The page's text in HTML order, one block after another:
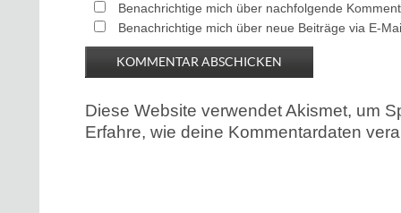
Benachrichtige mich über nachfolgende
Benachrichtige mich über neue Beiträge via E-
Diese Website verwendet Akismet, um
Erfahre, wie deine Kommentardaten